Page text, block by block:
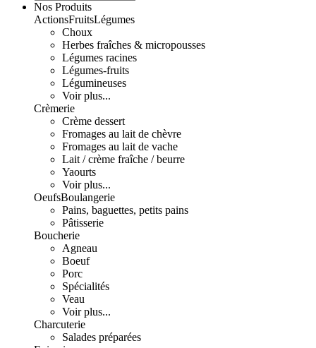
Nos Produits
ActionsFruitsLégumes
Choux
Herbes fraîches & micropousses
Légumes racines
Légumes-fruits
Légumineuses
Voir plus...
Crèmerie
Crème dessert
Fromages au lait de chèvre
Fromages au lait de vache
Lait / crème fraîche / beurre
Yaourts
Voir plus...
OeufsBoulangerie
Pains, baguettes, petits pains
Pâtisserie
Boucherie
Agneau
Boeuf
Porc
Spécialités
Veau
Voir plus...
Charcuterie
Salades préparées